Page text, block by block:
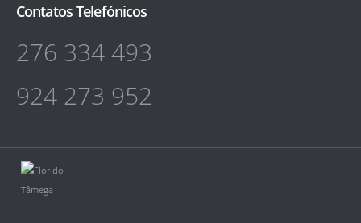
Contatos Telefónicos
276 334 493
924 273 952